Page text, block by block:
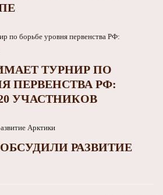
ТУРНИР ПО
ПЕРВЕНСТВА РФ:
УЧАСТНИКОВ
РАЗВИТИЕ